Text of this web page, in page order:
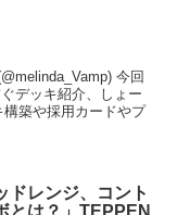
今回
デッキ紹介、しょー
築や採用カードやプ
ドレンジ、コント